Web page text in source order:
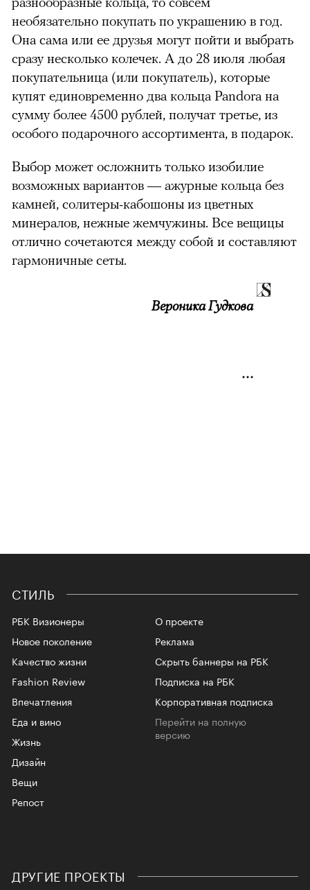
необязательно покупать по украшению в год.
Она сама или ее друзья могут пойти и выбрать
сразу несколько колечек. А до 28 июля любая
покупательница (или покупатель), которые
купят единовременно два кольца Pandora на
сумму более 4500 рублей, получат третье, из
особого подарочного ассортимента, в подарок.
00:00
можно через
Выбор может осложнить только изобилие
возможных вариантов — ажурные кольца без
камней, солитеры-кабошоны из цветных
минералов, нежные жемчужины. Все вещицы
отлично сочетаются между собой и составляют
гармоничные сеты.
Вероника Гудкова
СТИЛЬ
РБК Визионеры
Новое поколение
Качество жизни
Fashion Review
Впечатления
Еда и вино
Жизнь
Дизайн
Вещи
Репост
О проекте
Реклама
Скрыть баннеры на РБК
Подписка на РБК
Корпоративная подписка
Перейти на полную
версию
ДРУГИЕ ПРОЕКТЫ